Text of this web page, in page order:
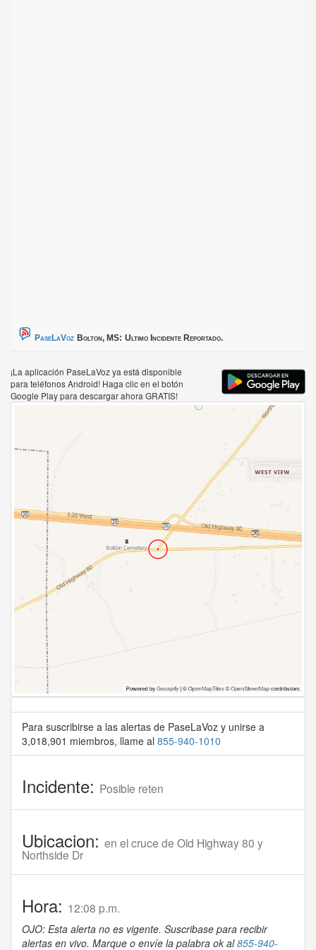
PaseLaVoz Bolton, MS: Ultimo Incidente Reportado.
¡La aplicación PaseLaVoz ya está disponible
para teléfonos Android! Haga clic en el botón
Google Play para descargar ahora GRATIS!
Para suscribirse a las alertas de PaseLaVoz y unirse a
3,018,901 miembros, llame al 855-940-1010
Incidente: Posible reten
Ubicacion: en el cruce de Old Highway 80 y
Northside Dr
Hora: 12:08 p.m.
OJO: Esta alerta no es vigente. Suscribase para recibir
alertas en vivo. Marque o envíe la palabra ok al855-940-